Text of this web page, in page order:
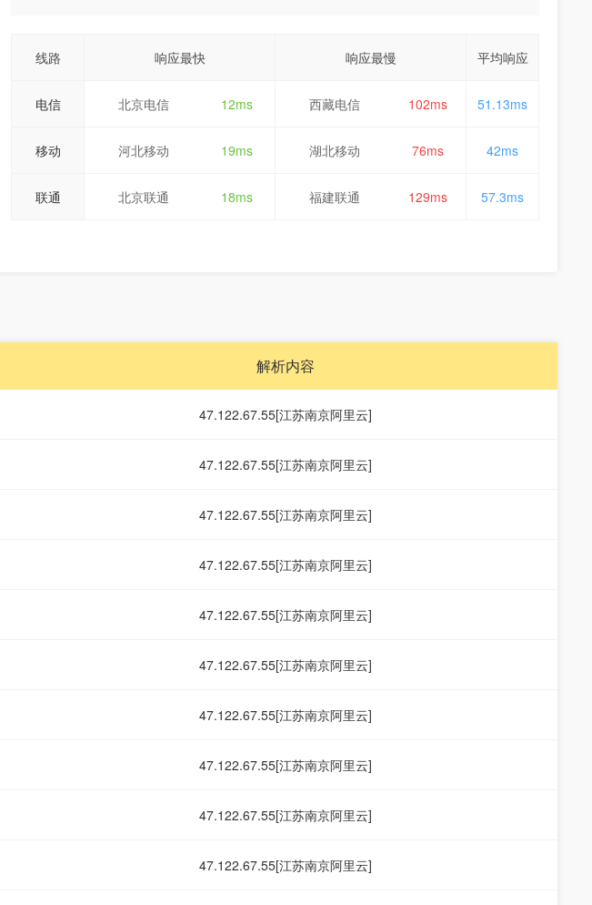
线路 响应最快 响应最慢 平均响应
电信 北京电信 12ms 西藏电信 102ms 51.13ms
移动 河北移动 19ms 湖北移动 76ms 42ms
联通 北京联通 18ms 福建联通 129ms 57.3ms
解析内容
47.122.67.55[江苏南京阿里云]
47.122.67.55[江苏南京阿里云]
47.122.67.55[江苏南京阿里云]
47.122.67.55[江苏南京阿里云]
47.122.67.55[江苏南京阿里云]
47.122.67.55[江苏南京阿里云]
47.122.67.55[江苏南京阿里云]
47.122.67.55[江苏南京阿里云]
47.122.67.55[江苏南京阿里云]
47.122.67.55[江苏南京阿里云]